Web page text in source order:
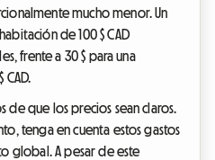
mucho menor. Un
de 100 $ CAD
frente a 30 $ para una
de que los precios sean claros.
tenga en cuenta estos gastos
global. A pesar de este